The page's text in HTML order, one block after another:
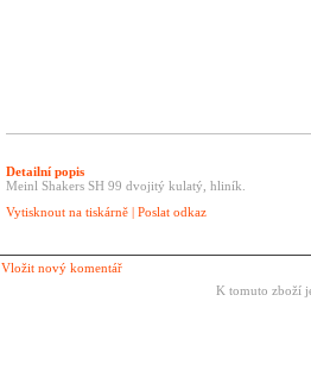
Detailní popis
Meinl Shakers SH 99 dvojitý kulatý, hliník.
Vytisknout na tiskárně | Poslat odkaz
Vložit nový komentář
K tomuto zboží